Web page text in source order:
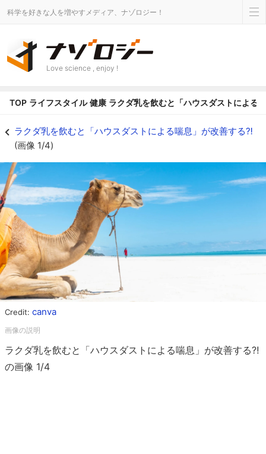
科学を好きな人を増やすメディア、ナゾロジー！
Love science , enjoy !
TOP ライフスタイル 健康 ラクダ乳を飲むと「ハウスダストによる
ラクダ乳を飲むと「ハウスダストによる喘息」が改善する⁈
(画像 1/4)
Credit: canva
ラクダ乳を飲むと「ハウスダストによる喘息」が改善する⁈
の画像 1/4